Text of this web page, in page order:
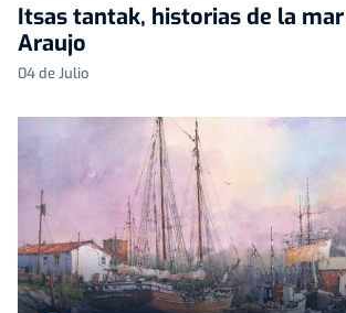
Itsas tantak, historias de la
Araujo
04 de Julio